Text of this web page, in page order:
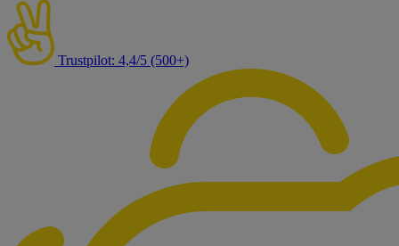
Trustpilot: 4,4/5 (500+)